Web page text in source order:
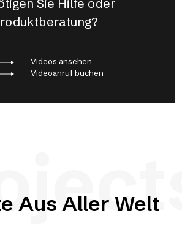
Sie Hilfe oder
Videos ansehen
Videoanruf buchen
Aus Aller Welt